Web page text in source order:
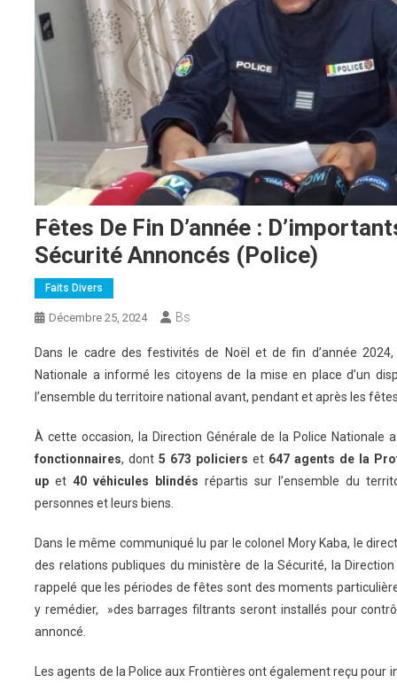
Fêtes De Fin D’année :
Sécurité Annoncés (Police)
Faits Divers
Décembre 25, 2024 Bs
Dans le cadre des festivités de Noël et de fin d’année
Nationale a informé les citoyens de la mise en place d’un
l’ensemble du territoire national avant, pendant et après les
À cette occasion, la Direction Générale de la Police Nationale
fonctionnaires, dont5 673 policiers et 647 agents de la
up et40 véhicules blindés répartis sur l’ensemble du
personnes et leurs biens.
Dans le même communiqué lu par le colonel Mory Kaba, le
des relations publiques du ministère de la Sécurité, la
rappelé que les périodes de fêtes sont des moments
y remédier, »des barrages filtrants seront installés pour
annoncé.
Les agents de la Police aux Frontières ont également reçu